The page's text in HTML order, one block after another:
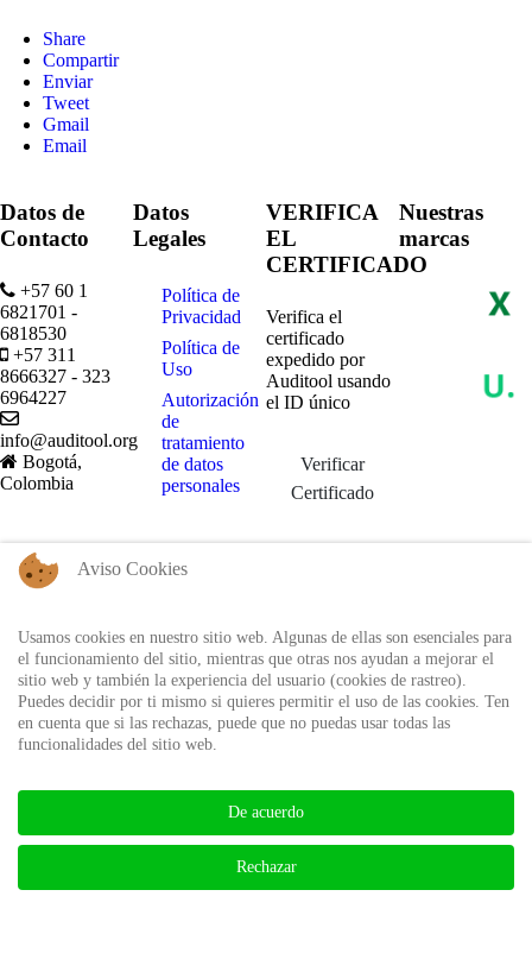
Share
Compartir
Enviar
Tweet
Gmail
Email
Datos de
Contacto
+57 60 1
6821701 -
6818530
+57 311
8666327 - 323
6964227
info@auditool.org
Bogotá,
Colombia
Datos
Legales
Política de
Privacidad
Política de
Uso
Autorización
de
tratamiento
de datos
personales
VERIFICA
EL
CERTIFICADO
Verifica el
certificado
expedido por
Auditool usando
el ID único
Verificar
Certificado
Nuestras
marcas
BIBLIOTECA AUDITOOL -
ISSN: 2665-1696 y 2665-3508
Aviso Cookies
Usamos cookies en nuestro sitio web. Algunas de ellas son esenciales para
el funcionamiento del sitio, mientras que otras nos ayudan a mejorar el
sitio web y también la experiencia del usuario (cookies de rastreo).
Puedes decidir por ti mismo si quieres permitir el uso de las cookies. Ten
en cuenta que si las rechazas, puede que no puedas usar todas las
funcionalidades del sitio web.
De acuerdo
Rechazar